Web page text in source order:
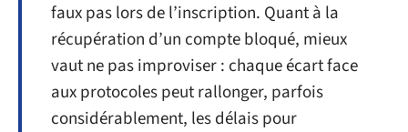
faux pas lors de l’inscription. Quant à la
récupération d’un compte bloqué, mieux
vaut ne pas improviser : chaque écart face
aux protocoles peut rallonger, parfois
considérablement, les délais pour